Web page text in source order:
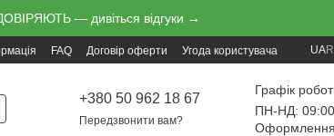
— дивіться відгуки →
FAQ Договір оферти Угода користувача UA
+380 50 962 18 67
Передзвонити вам?
Графік
ПН-НД:
Оформлення